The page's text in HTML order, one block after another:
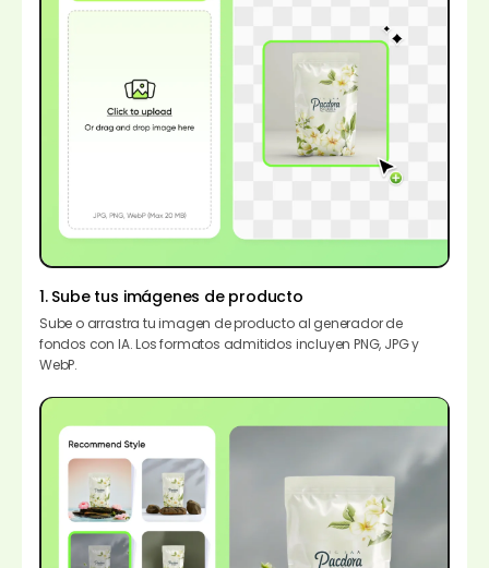
1. Sube tus imágenes de producto
Sube o arrastra tu imagen de producto al generador de
fondos con IA. Los formatos admitidos incluyen PNG, JPG y
WebP.